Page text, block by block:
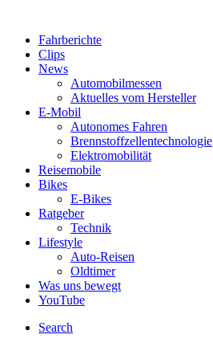
Fahrberichte
Clips
News
Automobilmessen
Aktuelles vom Hersteller
E-Mobil
Autonomes Fahren
Brennstoffzellentechnologie
Elektromobilität
Reisemobile
Bikes
E-Bikes
Ratgeber
Technik
Lifestyle
Auto-Reisen
Oldtimer
Was uns bewegt
YouTube
Search